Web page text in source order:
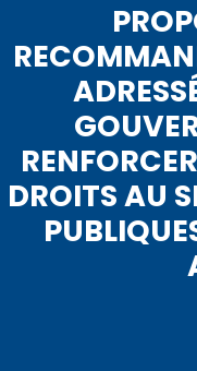
DROITS AU